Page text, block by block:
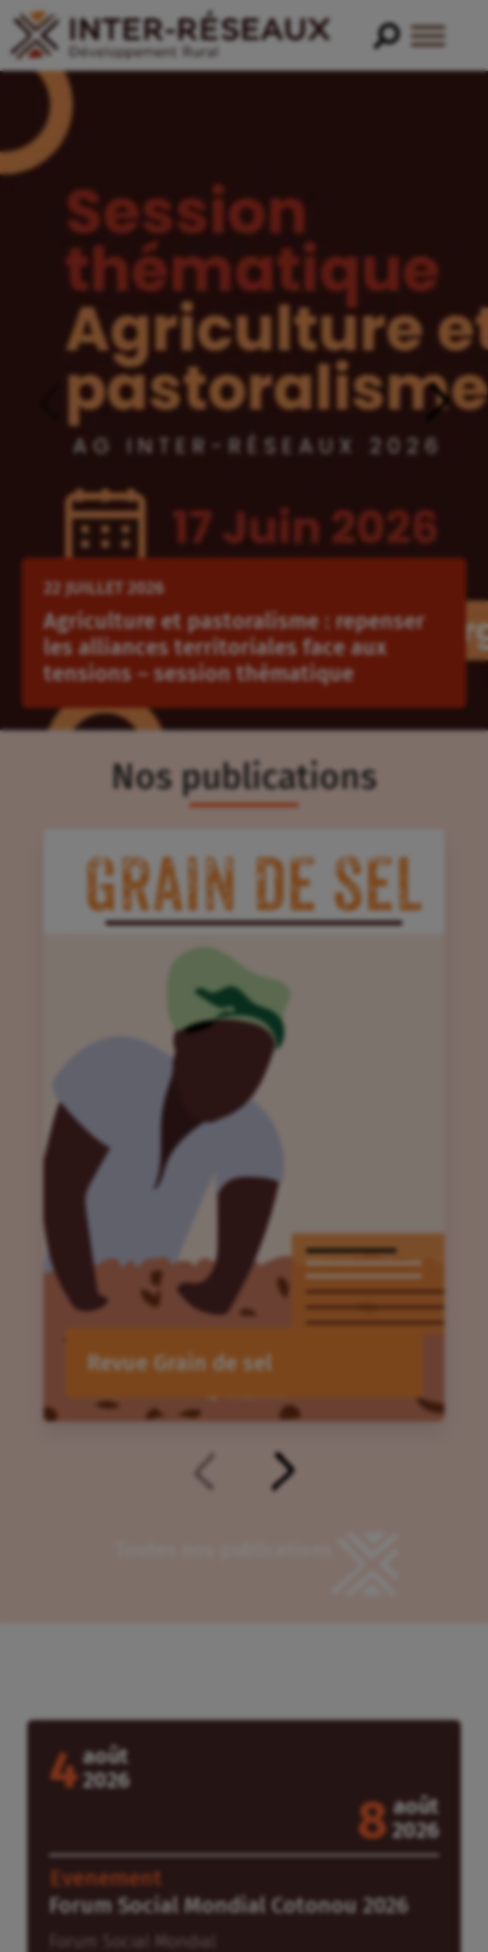
22 JUILLET 2026
Agriculture et pastoralisme : repenser
les alliances territoriales face aux
tensions – session thématique
Nos publications
Revue Grain de sel
4août
2026
8 août
2026
Evenement
Forum Social Mondial Cotonou 2026
Forum Social Mondial